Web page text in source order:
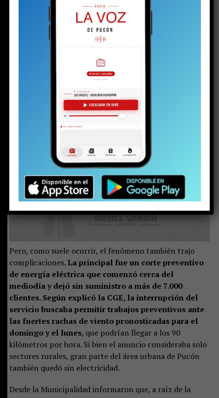
Hasta 60 centímetros de nieve se acumulan en
los sectores altos de la comuna. Para el
domingo y el lunes, el puelche aparece como
la principal amenaza, con ráfagas que podrían
(Apoya el periodismo local e independiente
El aviso de nevada del pronóstico se cumplió.
fenómeno climático comenzó la tarde del viernes, se
intensificó durante la madrugada del sábado y, ya
del Pucón rural.En los sectores más altos, al cierre de
esta nota, la nieve alcanzaba los 60 centímetros de
acumulación.
Pero, como suele ocurrir, el fenómeno también trajo
complicaciones. La principal fue un corte preventivo
de energía eléctrica que comenzó cerca del
mediodía y dejó sin suministro a más de 7.000
clientes. Según explicó la CGE, la interrupción del
servicio buscaba permitir trabajos preventivos ante
las fuertes rachas de viento pronosticadas para el
domingo y el lunes, que podrían llegar a los 90
kilómetros por hora. Si bien el anuncio consideraba solo
sectores rurales, gran parte del área urbana de Pucón
también quedó sin electricidad.
Desde la Municipalidad informaron que, a raíz de la